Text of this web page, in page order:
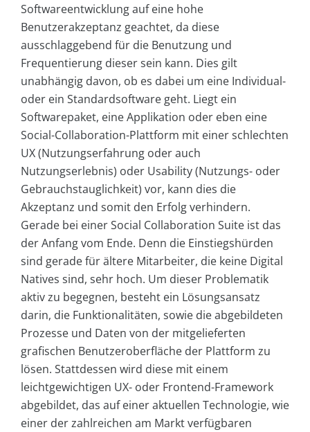
Softwareentwicklung auf eine hohe
Benutzerakzeptanz geachtet, da diese
ausschlaggebend für die Benutzung und
Frequentierung dieser sein kann. Dies gilt
unabhängig davon, ob es dabei um eine Individual-
oder ein Standardsoftware geht. Liegt ein
Softwarepaket, eine Applikation oder eben eine
Social-Collaboration-Plattform mit einer schlechten
UX (Nutzungserfahrung oder auch
Nutzungserlebnis) oder Usability (Nutzungs- oder
Gebrauchstauglichkeit) vor, kann dies die
Akzeptanz und somit den Erfolg verhindern.
Gerade bei einer Social Collaboration Suite ist das
der Anfang vom Ende. Denn die Einstiegshürden
sind gerade für ältere Mitarbeiter, die keine Digital
Natives sind, sehr hoch. Um dieser Problematik
aktiv zu begegnen, besteht ein Lösungsansatz
darin, die Funktionalitäten, sowie die abgebildeten
Prozesse und Daten von der mitgelieferten
grafischen Benutzeroberfläche der Plattform zu
lösen. Stattdessen wird diese mit einem
leichtgewichtigen UX- oder Frontend-Framework
abgebildet, das auf einer aktuellen Technologie, wie
einer der zahlreichen am Markt verfügbaren